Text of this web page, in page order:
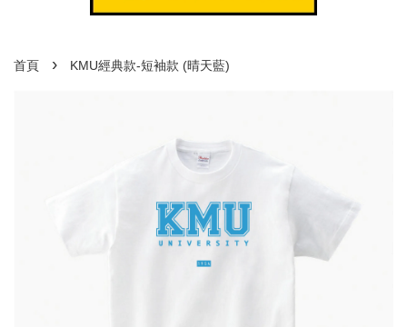
首頁 › KMU經典款-短袖款 (晴天藍)